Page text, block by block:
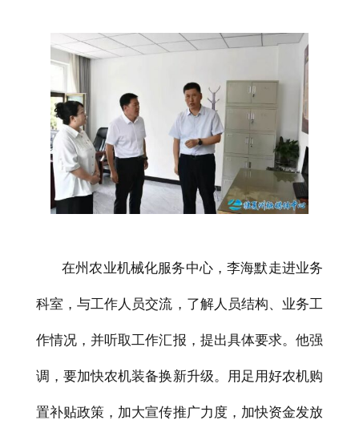
在州农业机械化服务中心，李海默走进业务
科室，与工作人员交流，了解人员结构、业务工
作情况，并听取工作汇报，提出具体要求。他强
调，要加快农机装备换新升级。用足用好农机购
置补贴政策，加大宣传推广力度，加快资金发放